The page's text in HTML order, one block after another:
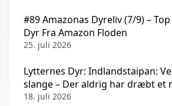
#89 Amazonas Dyreliv (7/9) –
Dyr Fra Amazon Floden
25. juli 2026
Lytternes Dyr: Indlandstaipan:
slange – Der aldrig har dræbt et
18. juli 2026